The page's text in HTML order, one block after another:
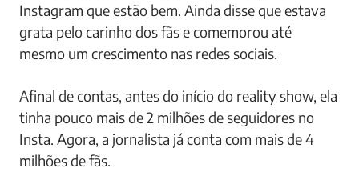
Instagram que estão bem. Ainda disse que estava
grata pelo carinho dos fãs e comemorou até
mesmo um crescimento nas redes sociais.
Afinal de contas, antes do início do reality show, ela
tinha pouco mais de 2 milhões de seguidores no
Insta. Agora, a jornalista já conta com mais de 4
milhões de fãs.